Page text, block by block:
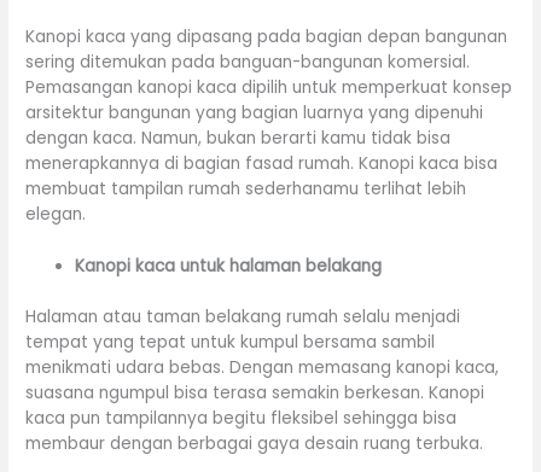
Kanopi kaca yang dipasang pada bagian depan bangunan
sering ditemukan pada banguan-bangunan komersial.
Pemasangan kanopi kaca dipilih untuk memperkuat konsep
arsitektur bangunan yang bagian luarnya yang dipenuhi
dengan kaca. Namun, bukan berarti kamu tidak bisa
menerapkannya di bagian fasad rumah. Kanopi kaca bisa
membuat tampilan rumah sederhanamu terlihat lebih
elegan.
Kanopi kaca untuk halaman belakang
Halaman atau taman belakang rumah selalu menjadi
tempat yang tepat untuk kumpul bersama sambil
menikmati udara bebas. Dengan memasang kanopi kaca,
suasana ngumpul bisa terasa semakin berkesan. Kanopi
kaca pun tampilannya begitu fleksibel sehingga bisa
membaur dengan berbagai gaya desain ruang terbuka.